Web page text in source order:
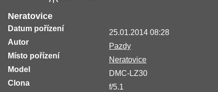
Neratovice
Datum pořízení
25.01.2014 08:28
Autor
Pazdy
Místo pořízení
Neratovice
Model
DMC-LZ30
Clona
f/5.1